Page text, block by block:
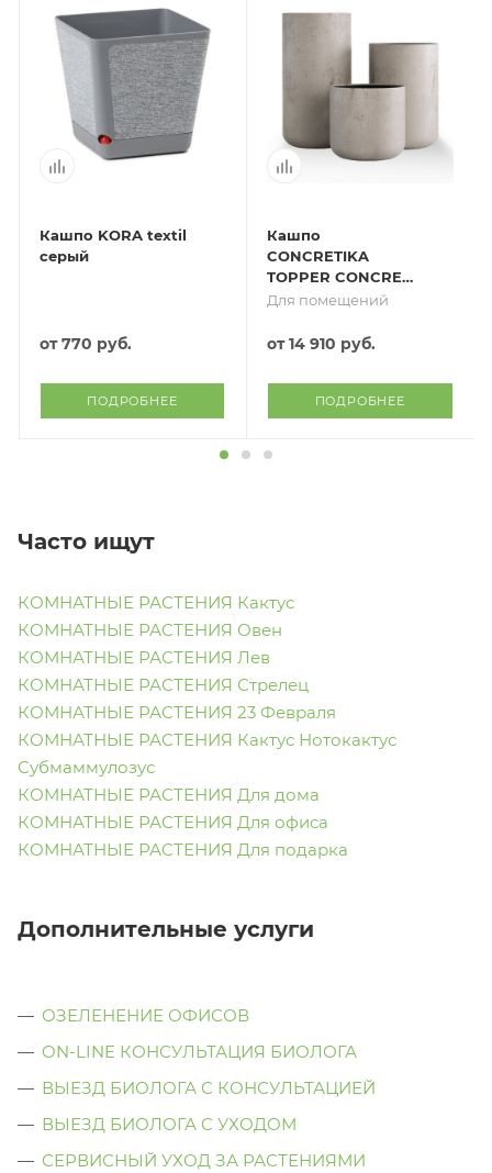
Кашпо KORA textil
серый
от770 руб.
ПОДРОБНЕЕ
Кашпо
CONCRETIKA
TOPPER CONCRETE
WHITE
Для помещений
от14 910 руб.
ПОДРОБНЕЕ
Часто ищут
КОМНАТНЫЕ РАСТЕНИЯ Кактус
КОМНАТНЫЕ РАСТЕНИЯ Овен
КОМНАТНЫЕ РАСТЕНИЯ Лев
КОМНАТНЫЕ РАСТЕНИЯ Стрелец
КОМНАТНЫЕ РАСТЕНИЯ 23 Февраля
КОМНАТНЫЕ РАСТЕНИЯ Кактус Нотокактус
Субмаммулозус
КОМНАТНЫЕ РАСТЕНИЯ Для дома
КОМНАТНЫЕ РАСТЕНИЯ Для офиса
КОМНАТНЫЕ РАСТЕНИЯ Для подарка
Дополнительные услуги
ОЗЕЛЕНЕНИЕ ОФИСОВ
ON-LINE КОНСУЛЬТАЦИЯ БИОЛОГА
ВЫЕЗД БИОЛОГА С КОНСУЛЬТАЦИЕЙ
ВЫЕЗД БИОЛОГА C УХОДОМ
СЕРВИСНЫЙ УХОД ЗА РАСТЕНИЯМИ